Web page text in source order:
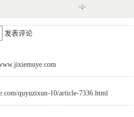
发表评论
quyuzixun-10/article-7336.html